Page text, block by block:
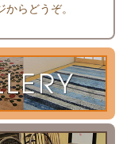
からどうぞ。